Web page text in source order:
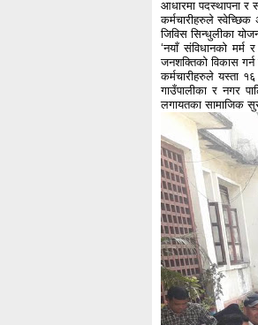
आधारमा पदस्थापना र
कर्मचारीहरुले स्वेच्छिक
जिविस सिन्धुलीका
‘नयाँ संविधानको मर्म
जनशक्तिको विकास
कर्मचारीहरुले यस्ता
गाउँपालीका र नगर
लगायतका सामाजिक